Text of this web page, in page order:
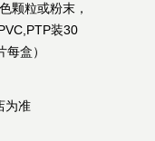
颗粒或粉末，
装30
盒）
为准